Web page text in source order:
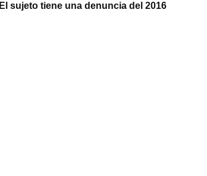
El sujeto tiene una denuncia del 2016